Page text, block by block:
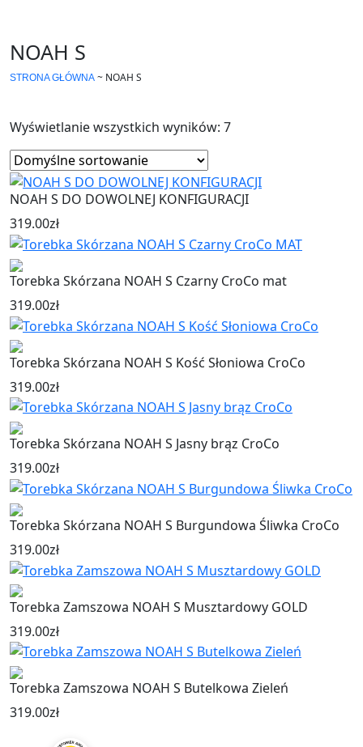
NOAH S
STRONA GŁÓWNA ~ NOAH S
Wyświetlanie wszystkich wyników: 7
NOAH S DO DOWOLNEJ KONFIGURACJI
319.00zł
Torebka Skórzana NOAH S Czarny CroCo mat
319.00zł
Torebka Skórzana NOAH S Kość Słoniowa CroCo
319.00zł
Torebka Skórzana NOAH S Jasny brąz CroCo
319.00zł
Torebka Skórzana NOAH S Burgundowa Śliwka CroCo
319.00zł
Torebka Zamszowa NOAH S Musztardowy GOLD
319.00zł
Torebka Zamszowa NOAH S Butelkowa Zieleń
319.00zł